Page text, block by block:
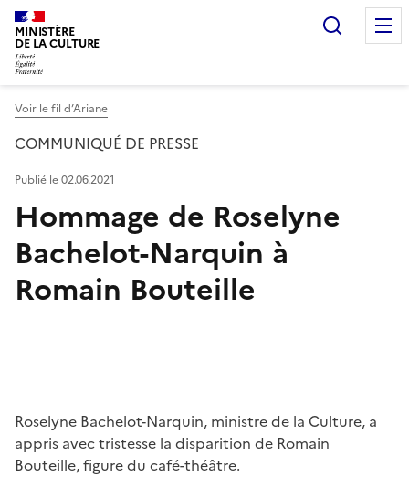
MINISTÈRE
DE LA CULTURE
Voir le fil d’Ariane
COMMUNIQUÉ DE PRESSE
Hommage de Roselyne
Bachelot-Narquin à
Romain Bouteille
Publié le 02.06.2021
Roselyne Bachelot-Narquin, ministre de la Culture, a
appris avec tristesse la disparition de Romain
Bouteille, figure du café-théâtre.